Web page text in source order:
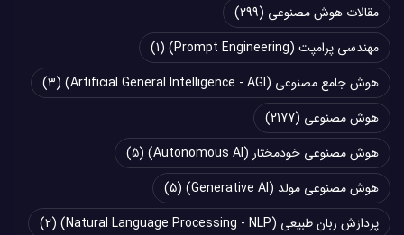
مقالات هوش مصنوعی (299)
مهندسی پرامپت (Prompt Engineering)
(1)
هوش جامع مصنوعی (Artificial General Intelligence - AGI)
(3)
هوش مصنوعی (2177)
هوش مصنوعی خودمختار (Autonomous AI)
(5)
هوش مصنوعی مولد (Generative AI)
(5)
پردازش زبان طبیعی (Natural Language Processing - NLP)
(2)